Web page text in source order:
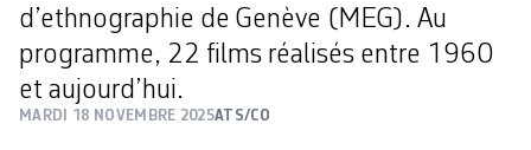
d’ethnographie de Genève (MEG). Au
programme, 22 films réalisés entre 1960
et aujourd’hui.
MARDI 18 NOVEMBRE 2025ATS/CO